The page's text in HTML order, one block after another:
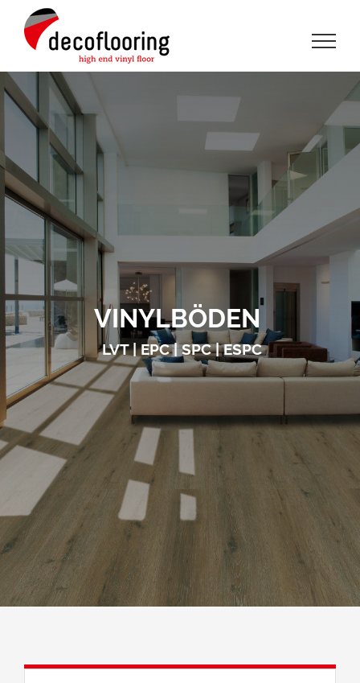
Inhalt
VINYLBÖDEN
LVT | EPC | SPC | ESPC